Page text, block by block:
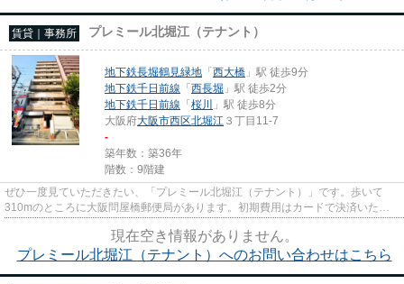
賃貸｜事務所 プレミール北堀江（テナント）
地下鉄長堀鶴見緑地 「西大橋 」駅 徒歩9分
地下鉄千日前線 「西長堀 」駅 徒歩2分
地下鉄千日前線 「桜川
」駅 徒歩8分
大阪府大阪市西区北堀江 ３丁目11-7
-
築年数：築36年
階数：9階建
ぜひ一度見ていただきたい、「プレミール北堀江（テナント）」です。歩いて
310mのところに大阪問屋橋郵便局があります。初期費用はカードで決済いただ
けます。駐車場までの距離は300m...
現在空き情報がありません。
プレミール北堀江（テナント）へのお問い合わせはこちら